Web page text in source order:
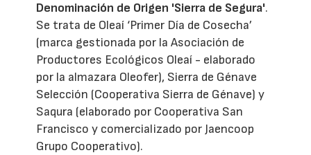
Denominación de Origen 'Sierra de Segura'.
Se trata de Oleaí ‘Primer Día de Cosecha’
(marca gestionada por la Asociación de
Productores Ecológicos Oleaí - elaborado
por la almazara Oleofer), Sierra de Génave
Selección (Cooperativa Sierra de Génave) y
Saqura (elaborado por Cooperativa San
Francisco y comercializado por Jaencoop
Grupo Cooperativo).